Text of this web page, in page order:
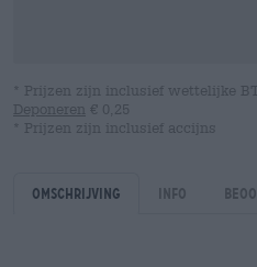
* Prijzen zijn inclusief wettelijke
Deponeren € 0,25
* Prijzen zijn inclusief accijns
Omschrijving Info